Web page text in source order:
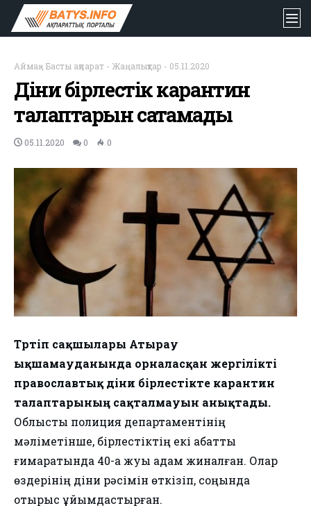
Аймақ- Басты ақпарат - Жаңалықтар - 05.11.2020
Діни бірлестік карантин
талаптарын сақтамады
05.11.2020 0 0
Тәртіп сақшылары Атырау
ықшамауданында орналасқан жергілікті
православтық діни бірлестікте карантин
талаптарының сақталмауын анықтады.
Облыстық полиция департаментінің
мәліметінше, бірлестіктің екі қабатты
ғимаратында 40-қа жуық адам жиналған. Олар
өздерінің діни рәсімін өткізіп, соңында
отырыс ұйымдастырған.